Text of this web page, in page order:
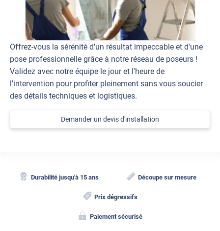
Offrez-vous la sérénité d'un résultat impeccable et d'une
pose professionnelle grâce à notre réseau de poseurs !
Validez avec notre équipe le jour et l'heure de
l'intervention pour profiter pleinement sans vous soucier
des détails techniques et logistiques.
Demander un devis d'installation
Durabilité jusqu'à 15 ans Découpe sur mesure
Prix dégressifs
Paiement sécurisé